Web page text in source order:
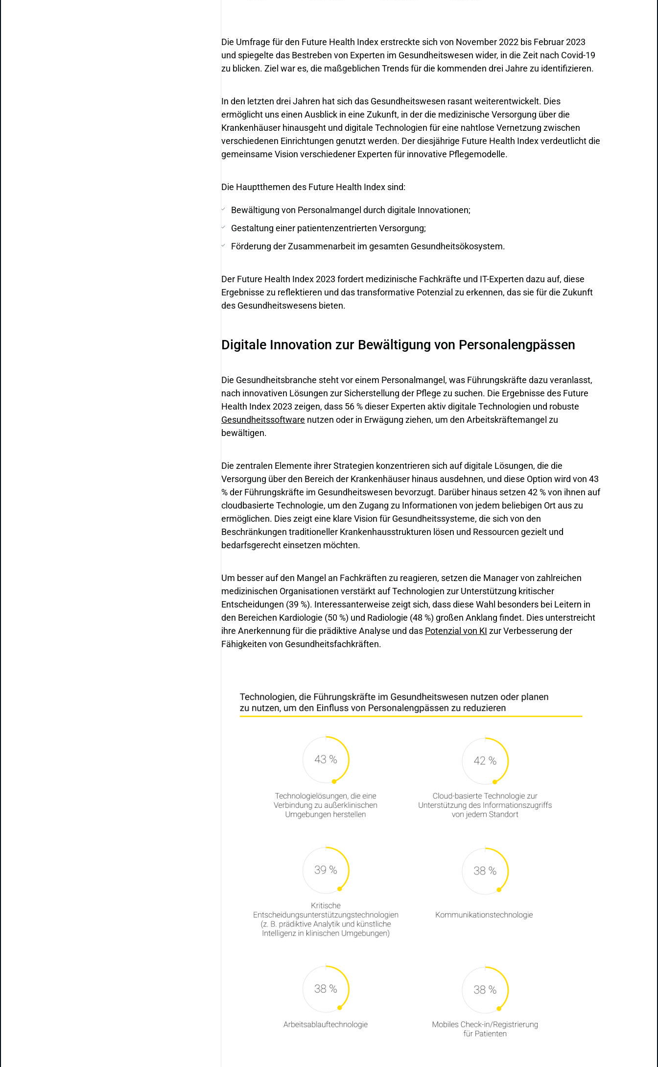
Die Umfrage für den Future Health Index erstreckte sich von November 2022 bis Februar 2023
und spiegelte das Bestreben von Experten im Gesundheitswesen wider, in die Zeit nach Covid-19
zu blicken. Ziel war es, die maßgeblichen Trends für die kommenden drei Jahre zu identifizieren.
In den letzten drei Jahren hat sich das Gesundheitswesen rasant weiterentwickelt. Dies
ermöglicht uns einen Ausblick in eine Zukunft, in der die medizinische Versorgung über die
Krankenhäuser hinausgeht und digitale Technologien für eine nahtlose Vernetzung zwischen
verschiedenen Einrichtungen genutzt werden. Der diesjährige Future Health Index verdeutlicht die
gemeinsame Vision verschiedener Experten für innovative Pflegemodelle.
Die Hauptthemen des Future Health Index sind:
Bewältigung von Personalmangel durch digitale Innovationen;
Gestaltung einer patientenzentrierten Versorgung;
Förderung der Zusammenarbeit im gesamten Gesundheitsökosystem.
Der Future Health Index 2023 fordert medizinische Fachkräfte und IT-Experten dazu auf, diese
Ergebnisse zu reflektieren und das transformative Potenzial zu erkennen, das sie für die Zukunft
des Gesundheitswesens bieten.
Digitale Innovation zur Bewältigung von Personalengpässen
Die Gesundheitsbranche steht vor einem Personalmangel, was Führungskräfte dazu veranlasst,
nach innovativen Lösungen zur Sicherstellung der Pflege zu suchen. Die Ergebnisse des Future
Health Index 2023 zeigen, dass 56 % dieser Experten aktiv digitale Technologien und robuste
Gesundheitssoftware nutzen oder in Erwägung ziehen, um den Arbeitskräftemangel zu
bewältigen.
Die zentralen Elemente ihrer Strategien konzentrieren sich auf digitale Lösungen, die die
Versorgung über den Bereich der Krankenhäuser hinaus ausdehnen, und diese Option wird von 43
% der Führungskräfte im Gesundheitswesen bevorzugt. Darüber hinaus setzen 42 % von ihnen auf
cloudbasierte Technologie, um den Zugang zu Informationen von jedem beliebigen Ort aus zu
ermöglichen. Dies zeigt eine klare Vision für Gesundheitssysteme, die sich von den
Beschränkungen traditioneller Krankenhausstrukturen lösen und Ressourcen gezielt und
bedarfsgerecht einsetzen möchten.
Um besser auf den Mangel an Fachkräften zu reagieren, setzen die Manager von zahlreichen
medizinischen Organisationen verstärkt auf Technologien zur Unterstützung kritischer
Entscheidungen (39 %). Interessanterweise zeigt sich, dass diese Wahl besonders bei Leitern in
den Bereichen Kardiologie (50 %) und Radiologie (48 %) großen Anklang findet. Dies unterstreicht
ihre Anerkennung für die prädiktive Analyse und das Potenzial von KI zur Verbesserung der
Fähigkeiten von Gesundheitsfachkräften.